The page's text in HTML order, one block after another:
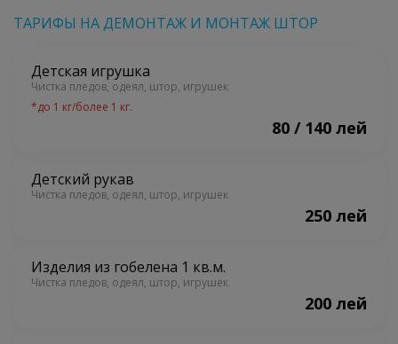
ТАРИФЫ НА ДЕМОНТАЖ И МОНТАЖ ШТОР
Детская игрушка
Чистка пледов, одеял, штор, игрушек
*до 1 кг/более 1 кг.
80 / 140 лей
Детский рукав
Чистка пледов, одеял, штор, игрушек
250 лей
Изделия из гобелена 1 кв.м.
Чистка пледов, одеял, штор, игрушек
200 лей